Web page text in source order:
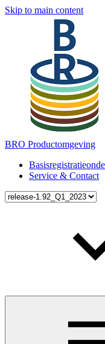
Skip to main content
BRO Productomgeving
Service & Contact